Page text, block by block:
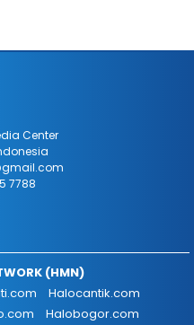
Center
7788
(HMN)
Halocantik.com
Halobogor.com